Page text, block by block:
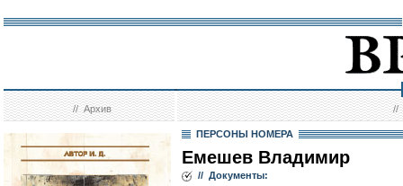
//Архив //
ПЕРСОНЫ НОМЕРА
Емешев Владимир
// Документы: